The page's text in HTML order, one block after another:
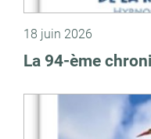
18 juin 2026
La 94-ème